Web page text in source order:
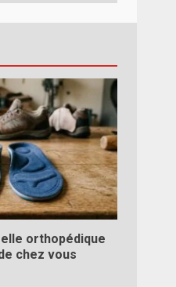
orthopédique
chez vous